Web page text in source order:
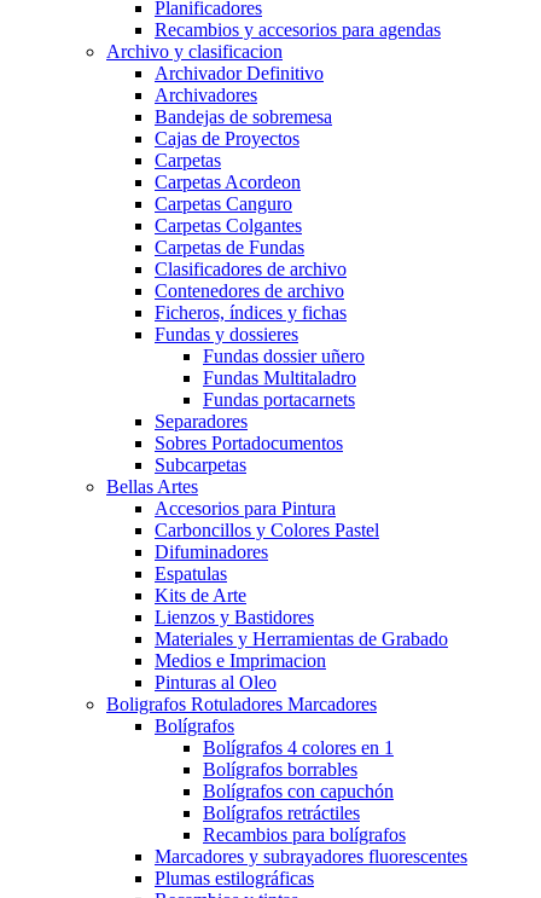
Planificadores
Recambios y accesorios para agendas
Archivo y clasificacion
Archivador Definitivo
Archivadores
Bandejas de sobremesa
Cajas de Proyectos
Carpetas
Carpetas Acordeon
Carpetas Canguro
Carpetas Colgantes
Carpetas de Fundas
Clasificadores de archivo
Contenedores de archivo
Ficheros, índices y fichas
Fundas y dossieres
Fundas dossier uñero
Fundas Multitaladro
Fundas portacarnets
Separadores
Sobres Portadocumentos
Subcarpetas
Bellas Artes
Accesorios para Pintura
Carboncillos y Colores Pastel
Difuminadores
Espatulas
Kits de Arte
Lienzos y Bastidores
Materiales y Herramientas de Grabado
Medios e Imprimacion
Pinturas al Oleo
Boligrafos Rotuladores Marcadores
Bolígrafos
Bolígrafos 4 colores en 1
Bolígrafos borrables
Bolígrafos con capuchón
Bolígrafos retráctiles
Recambios para bolígrafos
Marcadores y subrayadores fluorescentes
Plumas estilográficas